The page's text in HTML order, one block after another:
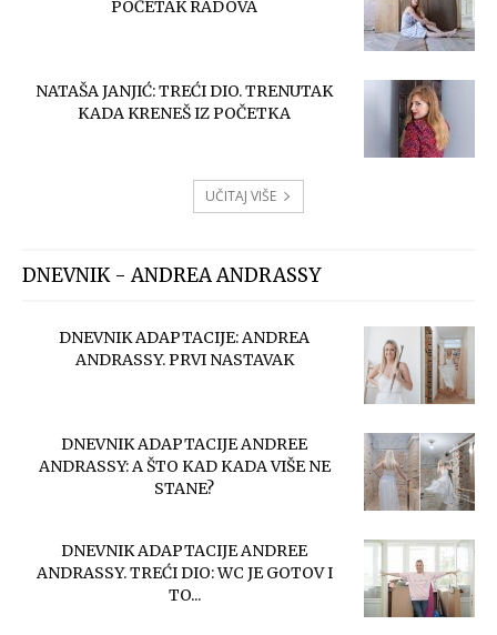
POČETAK RADOVA
NATAŠA JANJIĆ: TREĆI DIO. TRENUTAK
KADA KRENEŠ IZ POČETKA
UČITAJ VIŠE
DNEVNIK - ANDREA ANDRASSY
DNEVNIK ADAPTACIJE: ANDREA
ANDRASSY. PRVI NASTAVAK
DNEVNIK ADAPTACIJE ANDREE
ANDRASSY: A ŠTO KAD KADA VIŠE NE
STANE?
DNEVNIK ADAPTACIJE ANDREE
ANDRASSY. TREĆI DIO: WC JE GOTOV I
TO...